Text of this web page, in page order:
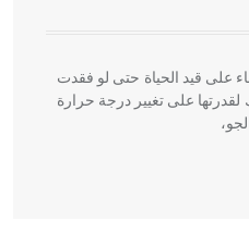
على قيد الحياة حتى لو فقدت
لقدرتها على تغيير درجة حرارة